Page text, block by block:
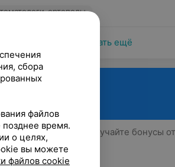
ортопеды
Показать ещё
сбора
файлов
позднее время.
о целях,
вы можете
файлов cookie